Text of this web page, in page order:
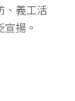
、義工活
揚。